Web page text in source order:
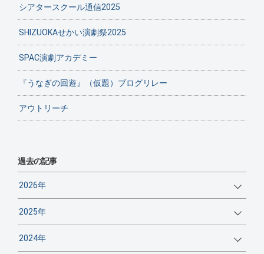
シアタースクール通信2025
SHIZUOKAせかい演劇祭2025
SPAC演劇アカデミー
『うなぎの回遊』（仮題）ブログリレー
アウトリーチ
過去の記事
2026年
2025年
2024年